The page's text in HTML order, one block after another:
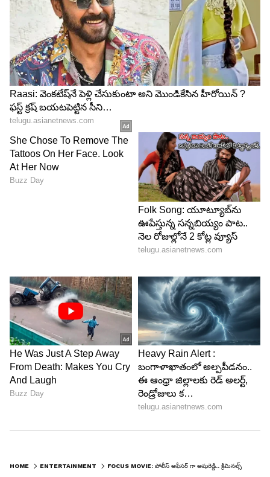
HOME ENTERTAINMENT